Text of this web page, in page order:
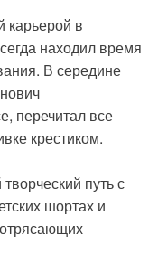
карьерой в
находил время
В середине
перечитал все
крестиком.
путь с
шортах и